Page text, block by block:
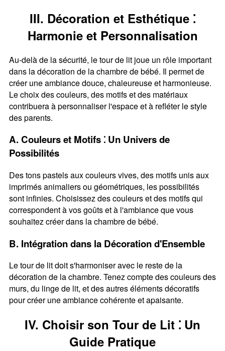
III. Décoration et Esthétique ⁚
Harmonie et Personnalisation
Au-delà de la sécurité, le tour de lit joue un rôle important
dans la décoration de la chambre de bébé. Il permet de
créer une ambiance douce, chaleureuse et harmonieuse.
Le choix des couleurs, des motifs et des matériaux
contribuera à personnaliser l'espace et à refléter le style
des parents.
A. Couleurs et Motifs ⁚ Un Univers de
Possibilités
Des tons pastels aux couleurs vives, des motifs unis aux
imprimés animaliers ou géométriques, les possibilités
sont infinies. Choisissez des couleurs et des motifs qui
correspondent à vos goûts et à l'ambiance que vous
souhaitez créer dans la chambre de bébé.
B. Intégration dans la Décoration d'Ensemble
Le tour de lit doit s'harmoniser avec le reste de la
décoration de la chambre. Tenez compte des couleurs des
murs, du linge de lit, et des autres éléments décoratifs
pour créer une ambiance cohérente et apaisante.
IV. Choisir son Tour de Lit ⁚ Un
Guide Pratique